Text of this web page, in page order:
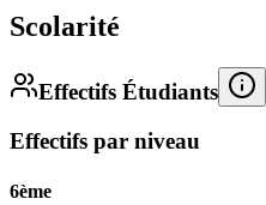
Scolarité
Effectifs Étudiants
Effectifs par niveau
6ème